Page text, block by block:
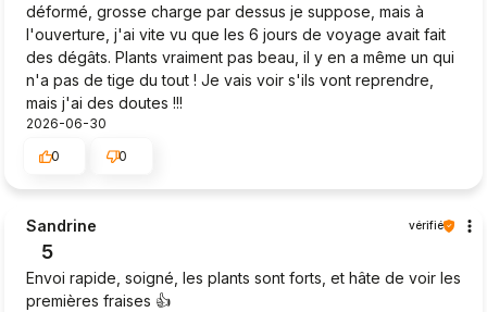
déformé, grosse charge par dessus je suppose, mais à
l'ouverture, j'ai vite vu que les 6 jours de voyage avait fait
des dégâts. Plants vraiment pas beau, il y en a même un qui
n'a pas de tige du tout ! Je vais voir s'ils vont reprendre,
mais j'ai des doutes !!!
2026-06-30
0
0
Sandrine vérifié
5
Envoi rapide, soigné, les plants sont forts, et hâte de voir les
premières fraises 👍️